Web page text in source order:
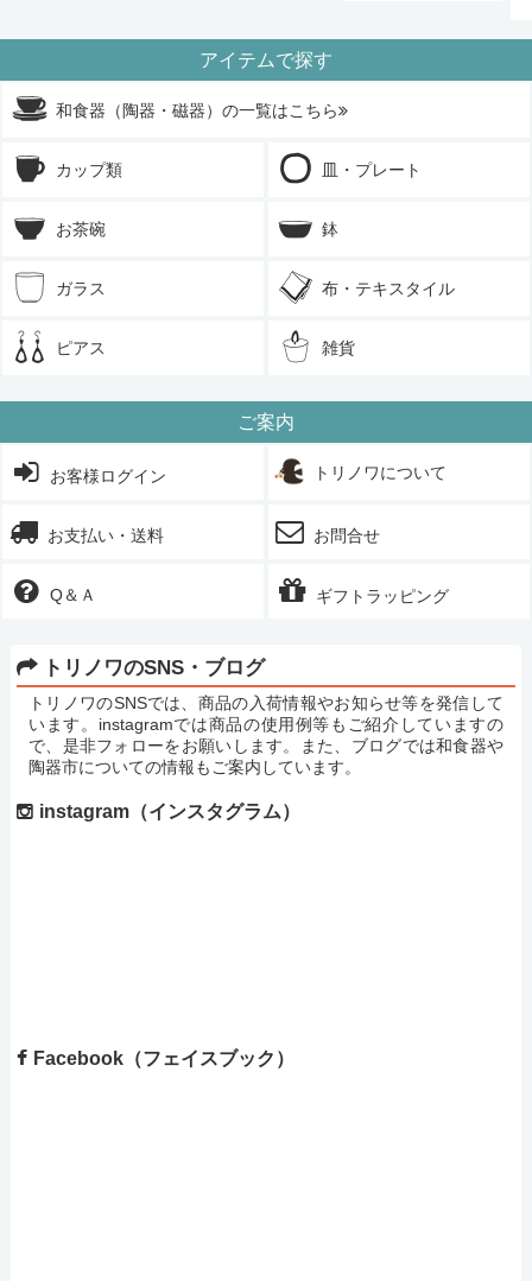
アイテムで探す
和食器（陶器・磁器）の一覧はこちら
カップ類 皿・プレート
お茶碗 鉢
ガラス 布・テキスタイル
ピアス 雑貨
ご案内
お客様ログイン トリノワについて
お支払い・送料 お問合せ
Q＆Ａ ギフトラッピング
トリノワのSNS・ブログ
トリノワのSNSでは、商品の入荷情報やお知らせ等を発信して
います。instagramでは商品の使用例等もご紹介していますの
で、是非フォローをお願いします。また、ブログでは和食器や
陶器市についての情報もご案内しています。
instagram（インスタグラム）
Facebook（フェイスブック）